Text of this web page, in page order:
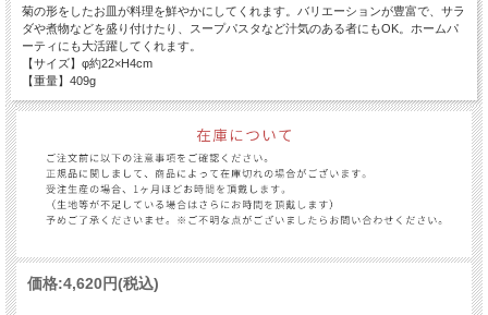
菊の形をしたお皿が料理を鮮やかにしてくれます。バリエーションが豊富で、サラ
ダや煮物などを盛り付けたり、スープパスタなど汁気のある者にもOK。ホームパ
ーティにも大活躍してくれます。
【サイズ】φ約22×H4cm
【重量】409g
価格:4,620円(税込)